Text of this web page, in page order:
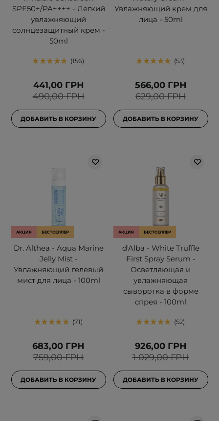
SPF50+/PA++++ - Легкий
увлажняющий
солнцезащитный крем -
50ml
156
490,00 ГРН
441,00 ГРН
ДОБАВИТЬ В КОРЗИНУ
Увлажняющий крем для
лица - 50ml
53
629,00 ГРН
566,00 ГРН
ДОБАВИТЬ В КОРЗИНУ
АКЦИЯ БЕСТСЕЛЛЕР
Dr. Althea - Aqua Marine
Jelly Mist -
Увлажняющий гелевый
мист для лица - 100ml
71
759,00 ГРН
683,00 ГРН
ДОБАВИТЬ В КОРЗИНУ
АКЦИЯ БЕСТСЕЛЛЕР
d'Alba - White Truffle
First Spray Serum -
Осветляющая и
увлажняющая
сыворотка в форме
спрея - 100ml
52
1 029,00 ГРН
926,00 ГРН
ДОБАВИТЬ В КОРЗИНУ